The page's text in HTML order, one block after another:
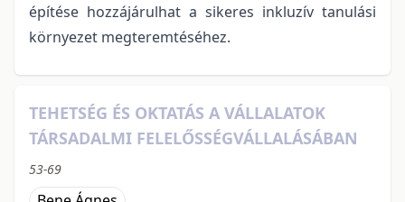
építése hozzájárulhat a sikeres inkluzív tanulási
környezet megteremtéséhez.
TEHETSÉG ÉS OKTATÁS A VÁLLALATOK
TÁRSADALMI FELELŐSSÉGVÁLLALÁSÁBAN
53-69